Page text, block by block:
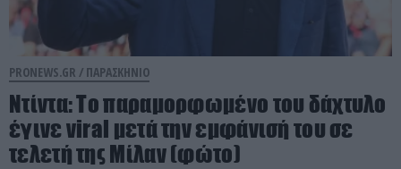
PRONEWS.GR / ΠΑΡΑΣΚΗΝΙΟ
Ντίντα: Το παραμορφωμένο του δάχτυλο
έγινε viral μετά την εμφάνισή του σε
τελετή της Μίλαν (φώτο)